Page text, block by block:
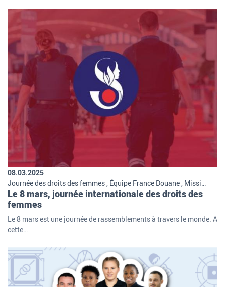
08.03.2025
Le 8 mars, journée internationale des droits des
femmes
Le 8 mars est une journée de rassemblements à travers le monde. A
cette…